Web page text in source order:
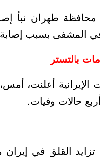
طهران نبأ
المشفى بسبب
حالات وفيات.
القلق في إيران